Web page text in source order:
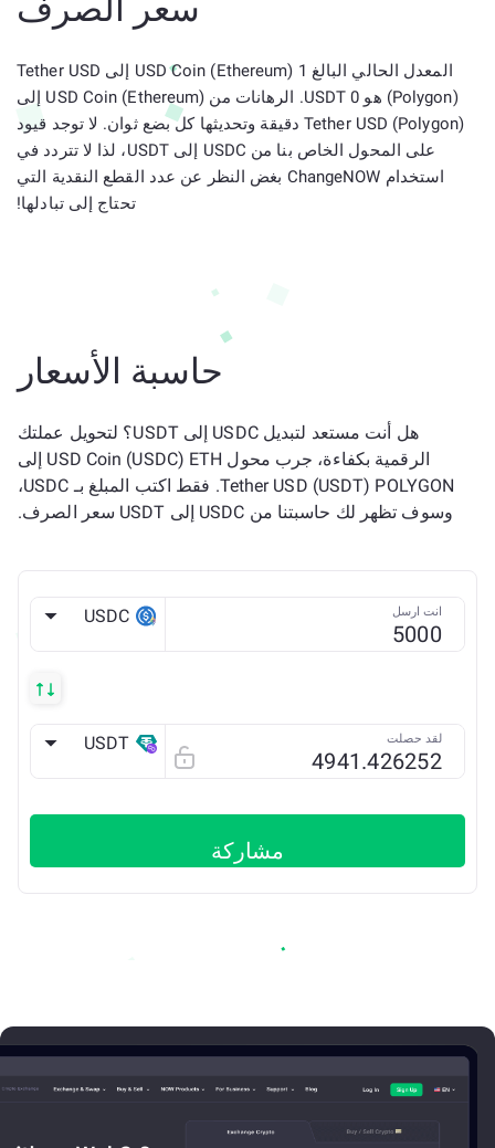
سعر الصرف
المعدل الحالي البالغ 1 USD Coin (Ethereum) إلى Tether USD
(Polygon) هو 0 USDT. الرهانات من USD Coin (Ethereum) إلى
Tether USD (Polygon) دقيقة وتحديثها كل بضع ثوان. لا توجد قيود
على المحول الخاص بنا من USDC إلى USDT، لذا لا تتردد في
استخدام ChangeNOW بغض النظر عن عدد القطع النقدية التي
تحتاج إلى تبادلها!
حاسبة الأسعار
هل أنت مستعد لتبديل USDC إلى USDT؟ لتحويل عملتك
الرقمية بكفاءة، جرب محول USD Coin (USDC) ETH إلى
Tether USD (USDT) POLYGON. فقط اكتب المبلغ بـ USDC،
وسوف تظهر لك حاسبتنا من USDC إلى USDT سعر الصرف.
انت ارسل USDC
لقد حصلت USDT
مشاركة